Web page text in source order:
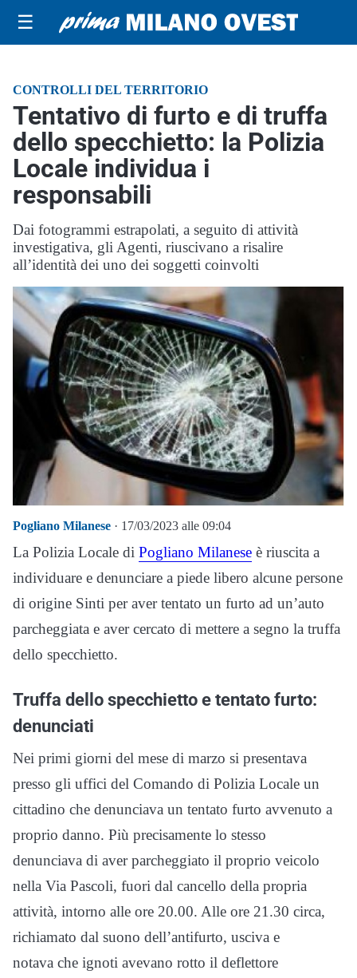
☰
CONTROLLI DEL TERRITORIO
Tentativo di furto e di truffa
dello specchietto: la Polizia
Locale individua i
responsabili
Dai fotogrammi estrapolati, a seguito di attività
investigativa, gli Agenti, riuscivano a risalire
all’identità dei uno dei soggetti coinvolti
Pogliano Milanese · 17/03/2023 alle 09:04
La Polizia Locale di Pogliano Milanese è riuscita a
individuare e denunciare a piede libero alcune persone
di origine Sinti per aver tentato un furto ad un’auto
parcheggiata e aver cercato di mettere a segno la truffa
dello specchietto.
Truffa dello specchietto e tentato furto:
denunciati
Nei primi giorni del mese di marzo si presentava
presso gli uffici del Comando di Polizia Locale un
cittadino che denunciava un tentato furto avvenuto a
proprio danno. Più precisamente lo stesso
denunciava di aver parcheggiato il proprio veicolo
nella Via Pascoli, fuori dal cancello della propria
attività, intorno alle ore 20.00. Alle ore 21.30 circa,
richiamato dal suono dell’antifurto, usciva e
notava che ignoti avevano rotto il deflettore